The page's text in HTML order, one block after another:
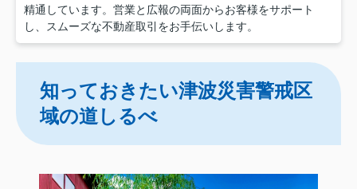
精通しています。営業と広報の両面からお客様をサポート
し、スムーズな不動産取引をお手伝いします。
知っておきたい津波災害警戒区
域の道しるべ